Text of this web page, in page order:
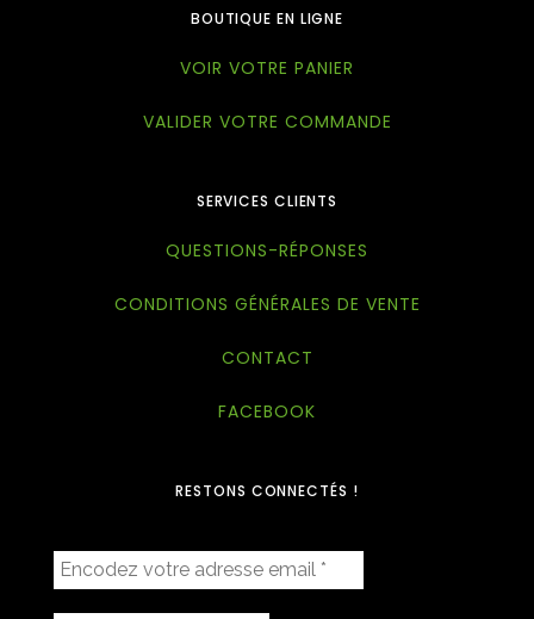
BOUTIQUE EN LIGNE
VOIR VOTRE PANIER
VALIDER VOTRE COMMANDE
SERVICES CLIENTS
QUESTIONS-RÉPONSES
CONDITIONS GÉNÉRALES DE VENTE
CONTACT
FACEBOOK
RESTONS CONNECTÉS !